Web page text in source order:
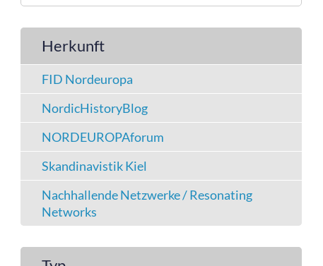
Herkunft
FID Nordeuropa
NordicHistoryBlog
NORDEUROPAforum
Skandinavistik Kiel
Nachhallende Netzwerke / Resonating
Networks